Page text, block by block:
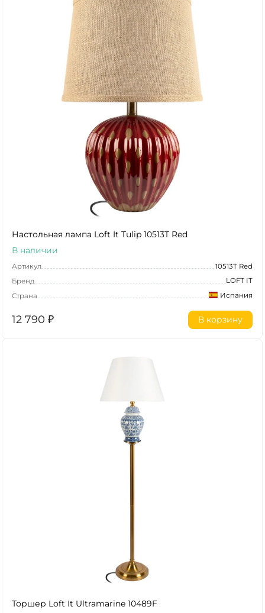
Настольная лампа Loft It Tulip 10513T Red
В наличии
Артикул
10513T Red
Бренд
LOFT IT
Страна
Испания
12 790 ₽ В корзину
Торшер Loft It Ultramarine 10489F